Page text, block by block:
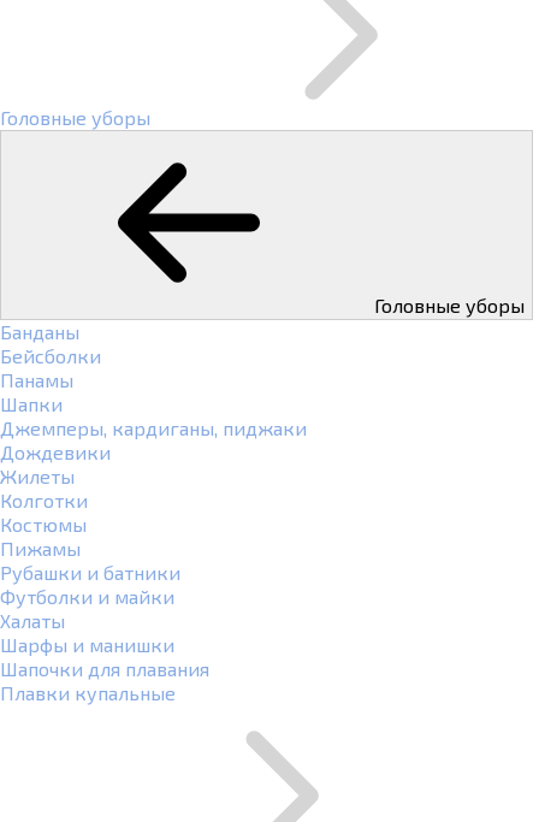
Головные уборы
Головные уборы
Банданы
Бейсболки
Панамы
Шапки
Джемперы, кардиганы, пиджаки
Дождевики
Жилеты
Колготки
Костюмы
Пижамы
Рубашки и батники
Футболки и майки
Халаты
Шарфы и манишки
Шапочки для плавания
Плавки купальные